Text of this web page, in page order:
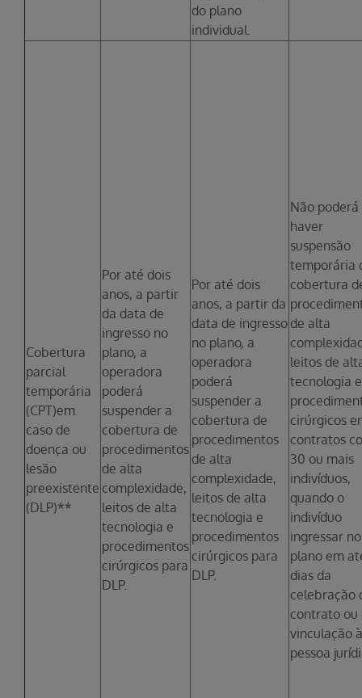
do plano
individual.
Cobertura
parcial
temporária
(CPT)em
caso de
doença ou
lesão
preexistente
(DLP)**
Por até dois
anos, a partir
da data de
ingresso no
plano, a
operadora
poderá
suspender a
cobertura de
procedimentos
de alta
complexidade,
leitos de alta
tecnologia e
procedimentos
cirúrgicos para
DLP.
Por até dois
anos, a partir da
data de ingresso
no plano, a
operadora
poderá
suspender a
cobertura de
procedimentos
de alta
complexidade,
leitos de alta
tecnologia e
procedimentos
cirúrgicos para
DLP.
Não poderá
haver
suspensão
temporária
cobertura
de alta
leitos de
tecnologia e
cirúrgicos
contratos
30 ou mais
indivíduos,
quando o
indivíduo
ingressar no
plano em
dias da
celebração
contrato ou
vinculação à
pessoa